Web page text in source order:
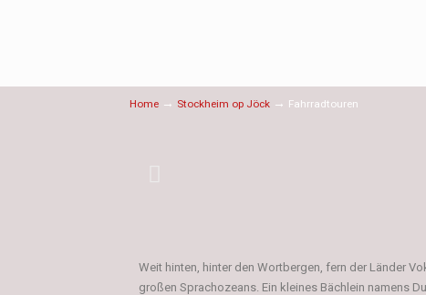
Home → Stockheim op Jöck → Fahrradtouren
Weit hinten, hinter den Wortbergen, fern der Länder
großen Sprachozeans. Ein kleines Bächlein namens